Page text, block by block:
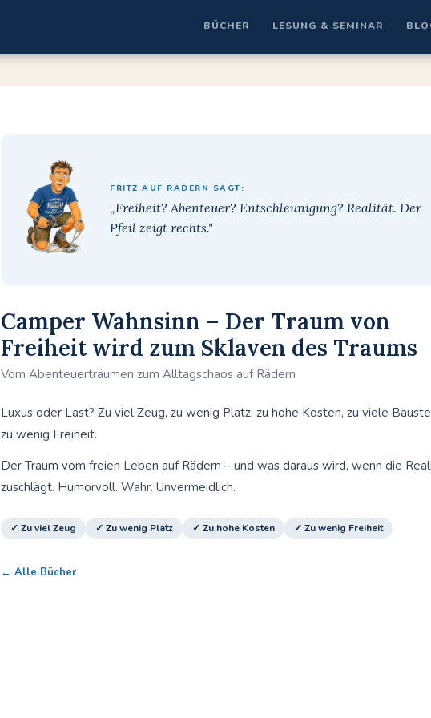
BÜCHER LESUNG & SEMINAR
FRITZ AUF RÄDERN SAGT:
„Freiheit? Abenteuer? Entschleunigung? Realität. Der
Pfeil zeigt rechts."
Camper Wahnsinn – Der Traum von
Freiheit wird zum Sklaven des Traums
Vom Abenteuerträumen zum Alltagschaos auf Rädern
Luxus oder Last? Zu viel Zeug, zu wenig Platz, zu hohe Kosten, zu viele
zu wenig Freiheit.
Der Traum vom freien Leben auf Rädern – und was daraus wird, wenn die
zuschlägt. Humorvoll. Wahr. Unvermeidlich.
✓ Zu viel Zeug ✓ Zu wenig Platz ✓ Zu hohe Kosten ✓ Zu wenig Freiheit
← Alle Bücher